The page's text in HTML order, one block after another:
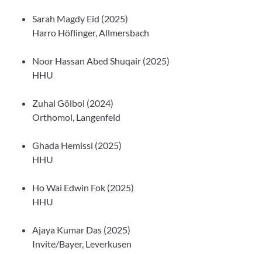
Sarah Magdy Eid (2025)
Harro Höflinger, Allmersbach
Noor Hassan Abed Shuqair (2025)
HHU
Zuhal Gölbol (2024)
Orthomol, Langenfeld
Ghada Hemissi (2025)
HHU
Ho Wai Edwin Fok (2025)
HHU
Ajaya Kumar Das (2025)
Invite/Bayer, Leverkusen